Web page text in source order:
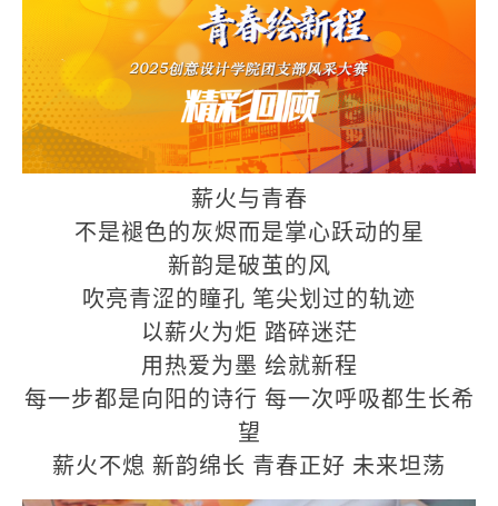
薪火与青春
不是褪色的灰烬而是掌心跃动的星
新韵是破茧的风
吹亮青涩的瞳孔 笔尖划过的轨迹
以薪火为炬 踏碎迷茫
用热爱为墨 绘就新程
每一步都是向阳的诗行 每一次呼吸都生长希
望
薪火不熄 新韵绵长 青春正好 未来坦荡